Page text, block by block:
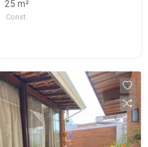
de locação
jardineiro, zeladora,
25 m²
Const.